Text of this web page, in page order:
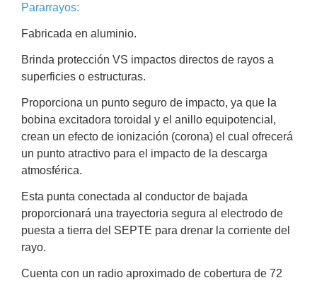
/ 4G /
Inalámbricas
Cámaras
y DVRs
HD
TurboHD
/ AHD /
HD-TVI
Ambientes
SalinosAntiexplosión
Turret
Motorizado
Ocultas
Analógicas
Pararrayos:
Fabricada en aluminio.
Brinda protección VS impactos directos de rayos a
superficies o estructuras.
Proporciona un punto seguro de impacto, ya que la
bobina excitadora toroidal y el anillo equipotencial,
crean un efecto de ionización (corona) el cual ofrecerá
un punto atractivo para el impacto de la descarga
atmosférica.
Esta punta conectada al conductor de bajada
proporcionará una trayectoria segura al electrodo de
puesta a tierra del SEPTE para drenar la corriente del
rayo.
Cuenta con un radio aproximado de cobertura de 72